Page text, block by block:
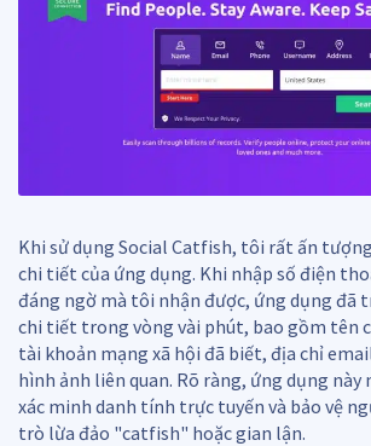
Khi sử dụng Social Catfish, tôi rất ấn
chi tiết của ứng dụng. Khi nhập số điện
đáng ngờ mà tôi nhận được, ứng dụng đã
chi tiết trong vòng vài phút, bao gồm tên
tài khoản mạng xã hội đã biết, địa chỉ
hình ảnh liên quan. Rõ ràng, ứng dụng
xác minh danh tính trực tuyến và bảo vệ
trò lừa đảo "catfish" hoặc gian lận.